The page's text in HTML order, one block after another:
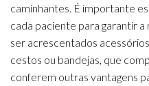
caminhantes. É importante
cada paciente para garantir
ser acrescentados
cestos ou bandejas, que
conferem outras vantagens